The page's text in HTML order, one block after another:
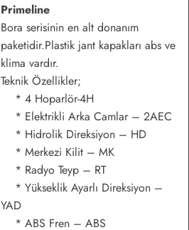
Primeline
Bora serisinin en alt donanım
paketidir.Plastik jant kapakları abs ve
klima vardır.
Teknik Özellikler;
* 4 Hoparlör-4H
* Elektrikli Arka Camlar – 2AEC
* Hidrolik Direksiyon – HD
* Merkezi Kilit – MK
* Radyo Teyp – RT
* Yükseklik Ayarlı Direksiyon –
YAD
* ABS Fren – ABS